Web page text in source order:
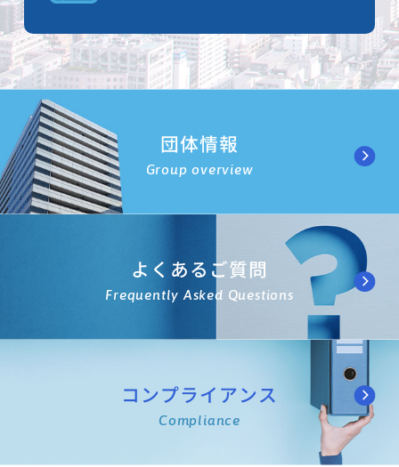
団体情報
Group overview
よくあるご質問
Frequently Asked Questions
コンプライアンス
Compliance